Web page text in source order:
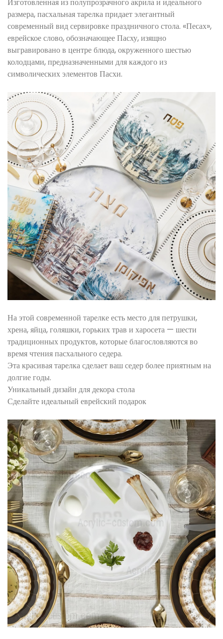
размера, пасхальная тарелка придает элегантный
современный вид сервировке праздничного стола. «Песах»,
еврейское слово, обозначающее Пасху, изящно
выгравировано в центре блюда, окруженного шестью
колодцами, предназначенными для каждого из
символических элементов Пасхи.
На этой современной тарелке есть место для петрушки,
хрена, яйца, голяшки, горьких трав и харосета — шести
традиционных продуктов, которые благословляются во
время чтения пасхального седера.
Эта красивая тарелка сделает ваш седер более приятным на
долгие годы.
Уникальный дизайн для декора стола
Сделайте идеальный еврейский подарок